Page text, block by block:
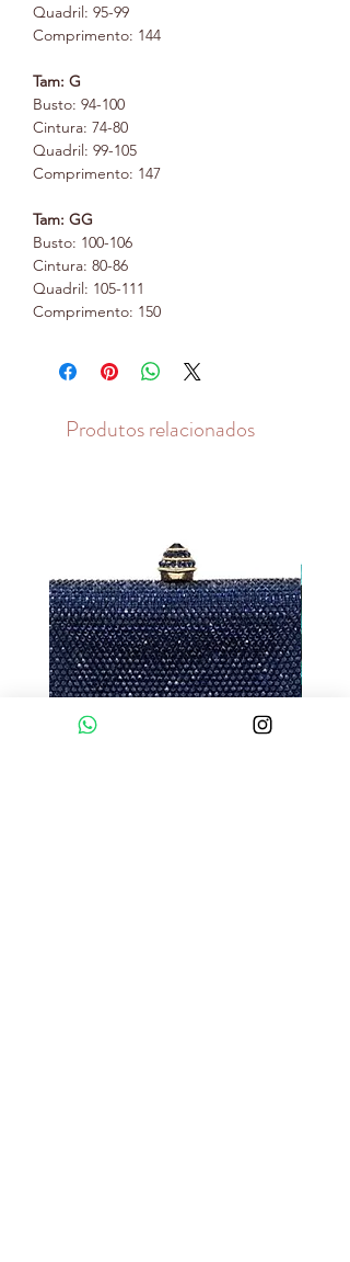
Quadril: 95-99
Comprimento: 144
Tam: G
Busto: 94-100
Cintura: 74-80
Quadril: 99-105
Comprimento: 147
Tam: GG
Busto: 100-106
Cintura: 80-86
Quadril: 105-111
Comprimento: 150
Produtos relacionados